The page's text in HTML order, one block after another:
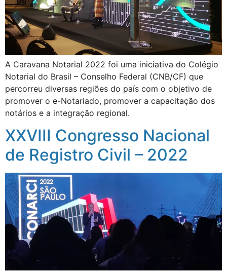
A Caravana Notarial 2022 foi uma iniciativa do Colégio
Notarial do Brasil – Conselho Federal (CNB/CF) que
percorreu diversas regiões do país com o objetivo de
promover o e-Notariado, promover a capacitação dos
notários e a integração regional.
XXVIII Congresso Nacional
de Registro Civil – 2022